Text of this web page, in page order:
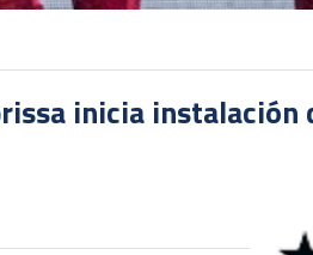
inicia